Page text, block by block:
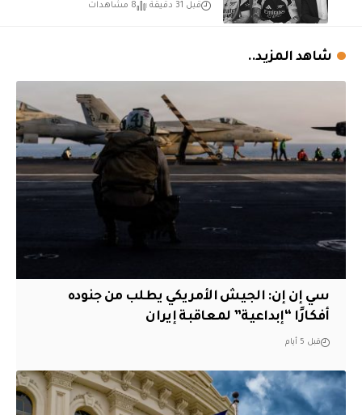
قبل 31 دقيقة 8 مشاهدات
شاهد المزيد..
سي إن إن: الجيش الأمريكي يطلب من جنوده
أفكارًا “إبداعية” لمعاقبة إيران
قبل 5 أيام